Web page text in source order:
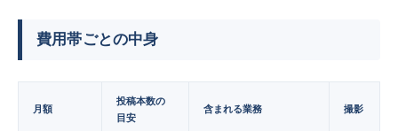
費用帯ごとの中身
月額
投稿本数の
目安
含まれる業務 撮影